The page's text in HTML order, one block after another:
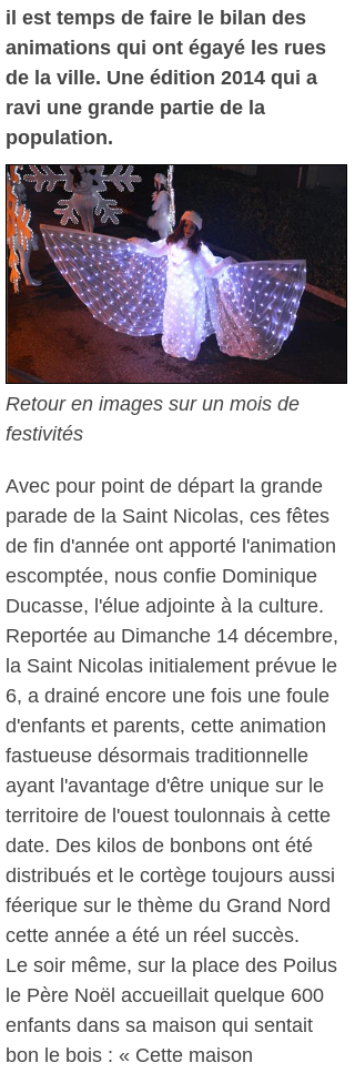
il est temps de faire le bilan des
animations qui ont égayé les rues
de la ville. Une édition 2014 qui a
ravi une grande partie de la
population.
Retour en images sur un mois de
festivités
Avec pour point de départ la grande
parade de la Saint Nicolas, ces fêtes
de fin d'année ont apporté l'animation
escomptée, nous confie Dominique
Ducasse, l'élue adjointe à la culture.
Reportée au Dimanche 14 décembre,
la Saint Nicolas initialement prévue le
6, a drainé encore une fois une foule
d'enfants et parents, cette animation
fastueuse désormais traditionnelle
ayant l'avantage d'être unique sur le
territoire de l'ouest toulonnais à cette
date. Des kilos de bonbons ont été
distribués et le cortège toujours aussi
féerique sur le thème du Grand Nord
cette année a été un réel succès.
Le soir même, sur la place des Poilus
le Père Noël accueillait quelque 600
enfants dans sa maison qui sentait
bon le bois : « Cette maison